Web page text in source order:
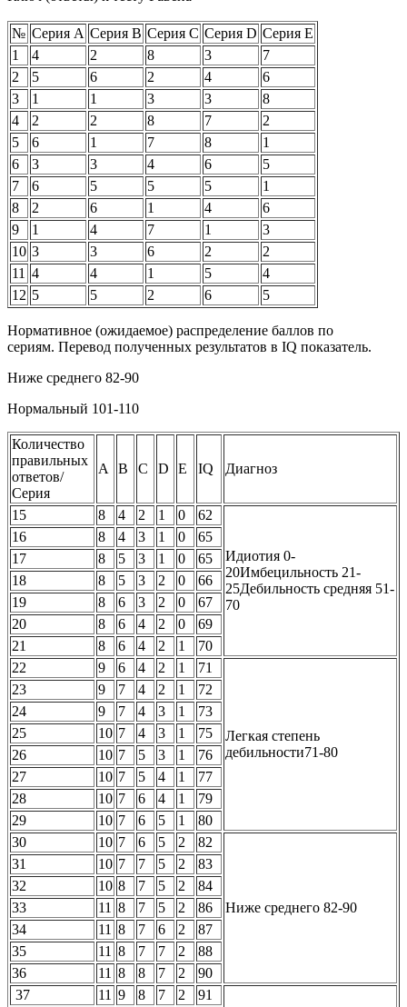
№ Серия А Серия В Серия С Серия D Серия E
1
4 2 8 3
7
2
5 6 2 4
6
3
1 1 3 3
8
4
2 2 8 7
2
5
6 1 7 8
1
6
3 3 4 6
5
7
6 5 5 5
1
8
2 6 1 4
6
9
1 4 7 1
3
10 3 3 6 2
2
11 4 4 1 5
4
12 5 5 2 6 5
Нормативное (ожидаемое) распределение баллов по
сериям. Перевод полученных результатов в IQ показатель.
Ниже среднего 82-90
Нормальный 101-110
Количество
правильных
ответов/
Серия
А В С D Е IQ Диагноз
15 8 4 2 1 0 62
Идиотия 0-
20Имбецильность 21-
25Дебильность средняя 51-
70
16 8 4 3 1 0
65
17
8 5 3 1 0
65
18
8 5 3 2 0
66
19
8 6 3 2 0
67
20
8 6 4 2 0
69
21
8 6 4 2 1
70
22
9 6 4 2 1 71
Легкая степень
дебильности71-80
23 9 7 4 2 1
72
24
9 7 4 3 1
73
25
10 7 4 3 1
75
26
10 7 5 3 1
76
27
10 7 5 4 1
77
28
10 7 6 4 1
79
29
10 7 6 5 1
80
30
10 7 6 5 2 82
Ниже среднего 82-90
31 10 7 7 5 2
83
32
10 8 7 5 2
84
33
11 8 7 5 2
86
34
11 8 7 6 2
87
35
11 8 7 7 2
88
36
11 8 8 7 2
90
37
11 9 8 7 2 91